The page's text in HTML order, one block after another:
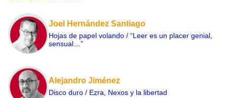
Joel Hernández Santiago
Hojas de papel volando / “Leer es un placer genial,
sensual…”
Alejandro Jiménez
Disco duro / Ezra, Nexos y la libertad